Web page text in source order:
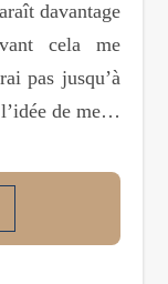
davantage
cela me
pas jusqu’à
l’idée de me…